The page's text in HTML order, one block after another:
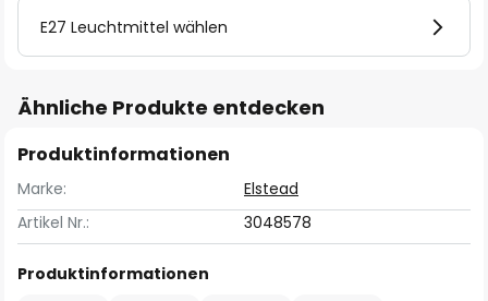
E27 Leuchtmittel wählen
Ähnliche Produkte entdecken
Produktinformationen
Marke:
Elstead
Artikel Nr.:
3048578
Produktinformationen